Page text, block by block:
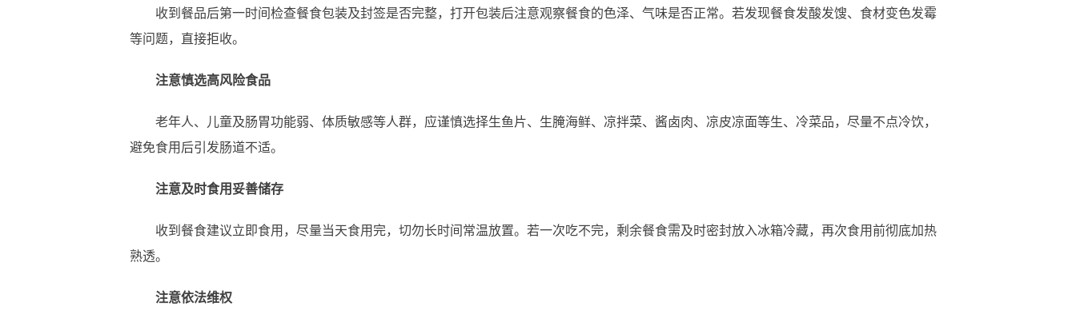
收到餐品后第一时间检查餐食包装及封签是否完整，打开包装后注意观察餐食的色泽、气味是否正常。若发现餐食发酸发馊、食材变色发霉
等问题，直接拒收。
注意慎选高风险食品
老年人、儿童及肠胃功能弱、体质敏感等人群，应谨慎选择生鱼片、生腌海鲜、凉拌菜、酱卤肉、凉皮凉面等生、冷菜品，尽量不点冷饮，
避免食用后引发肠道不适。
注意及时食用妥善储存
收到餐食建议立即食用，尽量当天食用完，切勿长时间常温放置。若一次吃不完，剩余餐食需及时密封放入冰箱冷藏，再次食用前彻底加热
熟透。
注意依法维权